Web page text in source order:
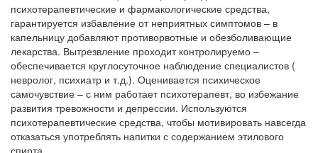
психотерапевтические и фармакологические средства,
гарантируется избавление от неприятных симптомов – в
капельницу добавляют противорвотные и обезболивающие
лекарства. Вытрезвление проходит контролируемо –
обеспечивается круглосуточное наблюдение специалистов (
невролог, психиатр и т.д.). Оценивается психическое
самочувствие – с ним работает психотерапевт, во избежание
развития тревожности и депрессии. Используются
психотерапевтические средства, чтобы мотивировать навсегда
отказаться употреблять напитки с содержанием этилового
спирта.